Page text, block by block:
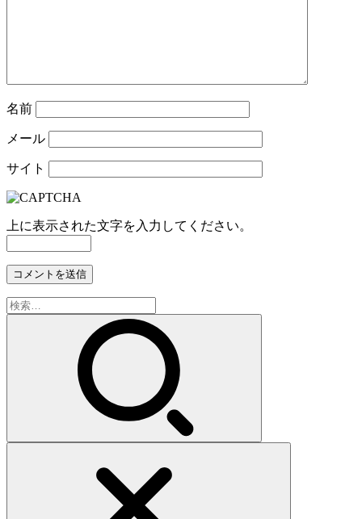
名前
メール
サイト
上に表示された文字を入力してください。
検
索: